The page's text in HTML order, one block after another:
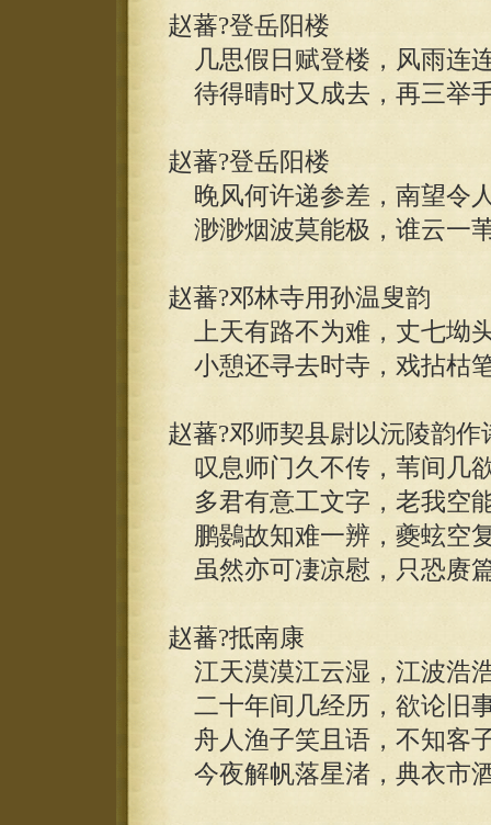
赵蕃?登岳阳楼
几思假日赋登楼，风雨连
待得晴时又成去，再三举
赵蕃?登岳阳楼
晚风何许递参差，南望令
渺渺烟波莫能极，谁云一
赵蕃?邓林寺用孙温叟韵
上天有路不为难，丈七坳
小憩还寻去时寺，戏拈枯
赵蕃?邓师契县尉以沅陵韵作
叹息师门久不传，苇间几
多君有意工文字，老我空
鹏鷃故知难一辨，夔蚿空
虽然亦可凄凉慰，只恐赓
赵蕃?抵南康
江天漠漠江云湿，江波浩
二十年间几经历，欲论旧
舟人渔子笑且语，不知客
今夜解帆落星渚，典衣市